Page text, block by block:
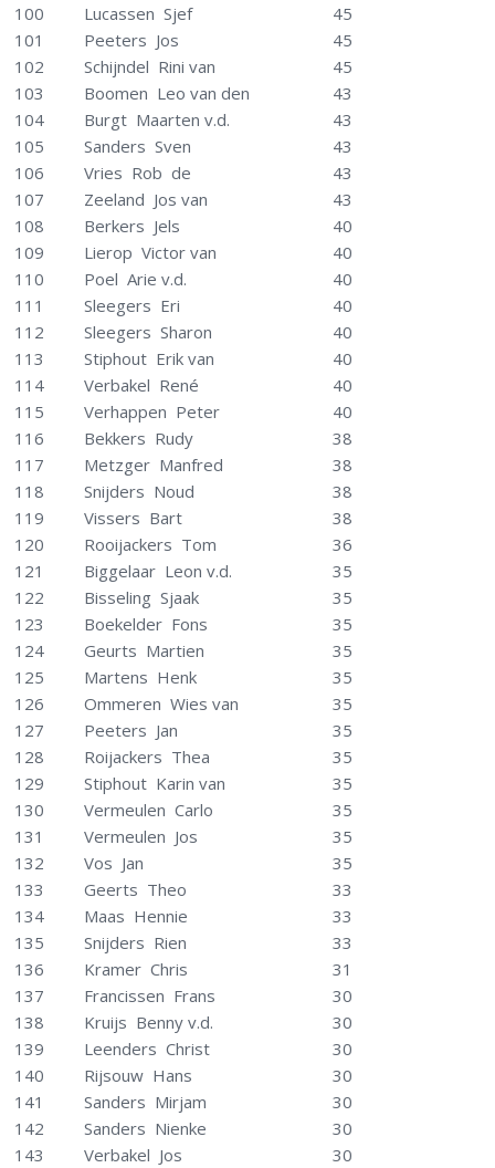
100
Lucassen Sjef
45
101
Peeters Jos
45
102
Schijndel Rini van
45
103
Boomen Leo van den
43
104
Burgt Maarten v.d.
43
105
Sanders Sven
43
106
Vries Rob de
43
107
Zeeland Jos van
43
108
Berkers Jels
40
109
Lierop Victor van
40
110
Poel Arie v.d.
40
111
Sleegers Eri
40
112
Sleegers Sharon
40
113
Stiphout Erik van
40
114
Verbakel René
40
115
Verhappen Peter
40
116
Bekkers Rudy
38
117
Metzger Manfred
38
118
Snijders Noud
38
119
Vissers Bart
38
120
Rooijackers Tom
36
121
Biggelaar Leon v.d.
35
122
Bisseling Sjaak
35
123
Boekelder Fons
35
124
Geurts Martien
35
125
Martens Henk
35
126
Ommeren Wies van
35
127
Peeters Jan
35
128
Roijackers Thea
35
129
Stiphout Karin van
35
130
Vermeulen Carlo
35
131
Vermeulen Jos
35
132
Vos Jan
35
133
Geerts Theo
33
134
Maas Hennie
33
135
Snijders Rien
33
136
Kramer Chris
31
137
Francissen Frans
30
138
Kruijs Benny v.d.
30
139
Leenders Christ
30
140
Rijsouw Hans
30
141
Sanders Mirjam
30
142
Sanders Nienke
30
143
Verbakel Jos
30